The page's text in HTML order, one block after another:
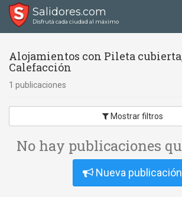
Salidores.com
Disfrutá cada ciudad al máximo
Alojamientos con Pileta
Calefacción
1 publicaciones
Mostrar filtros
No hay publicaciones
Nueva publicación